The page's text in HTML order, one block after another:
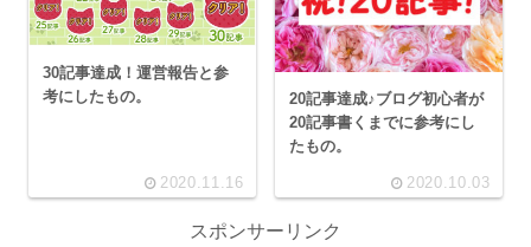
30記事達成！運営報告と参
考にしたもの。
2020.11.16
20記事達成♪ブログ初心者が
20記事書くまでに参考にし
たもの。
2020.10.03
スポンサーリンク